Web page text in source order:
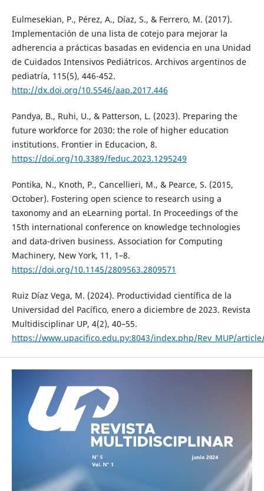
Eulmesekian, P., Pérez, A., Díaz, S., & Ferrero, M. (2017).
Implementación de una lista de cotejo para mejorar la
adherencia a prácticas basadas en evidencia en una Unidad
de Cuidados Intensivos Pediátricos. Archivos argentinos de
pediatría, 115(5), 446-452.
http://dx.doi.org/10.5546/aap.2017.446
Pandya, B., Ruhi, U., & Patterson, L. (2023). Preparing the
future workforce for 2030: the role of higher education
institutions. Frontier in Educacion, 8.
https://doi.org/10.3389/feduc.2023.1295249
Pontika, N., Knoth, P., Cancellieri, M., & Pearce, S. (2015,
October). Fostering open science to research using a
taxonomy and an eLearning portal. In Proceedings of the
15th international conference on knowledge technologies
and data-driven business. Association for Computing
Machinery, New York, 11, 1–8.
https://doi.org/10.1145/2809563.2809571
Ruiz Díaz Vega, M. (2024). Productividad científica de la
Universidad del Pacífico, enero a diciembre de 2023. Revista
Multidisciplinar UP, 4(2), 40–55.
https://www.upacifico.edu.py:8043/index.php/Rev_MUP/